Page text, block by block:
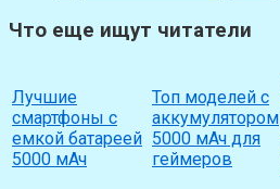
Что еще ищут читатели
Лучшие
смартфоны с
емкой батареей
5000 мАч
Топ моделей с
аккумулятором
5000 мАч для
геймеров